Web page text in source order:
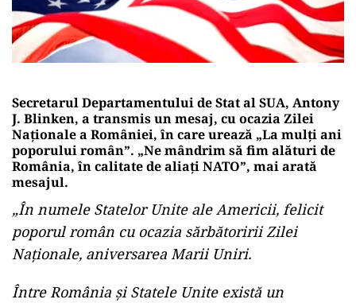
Secretarul Departamentului de Stat al SUA, Antony
J. Blinken, a transmis un mesaj, cu ocazia Zilei
Naționale a României, în care urează „La mulți ani
poporului român”. „Ne mândrim să fim alături de
România, în calitate de aliați NATO”, mai arată
mesajul.
„În numele Statelor Unite ale Americii, felicit
poporul român cu ocazia sărbătoririi Zilei
Naționale, aniversarea Marii Uniri.
Între România și Statele Unite există un